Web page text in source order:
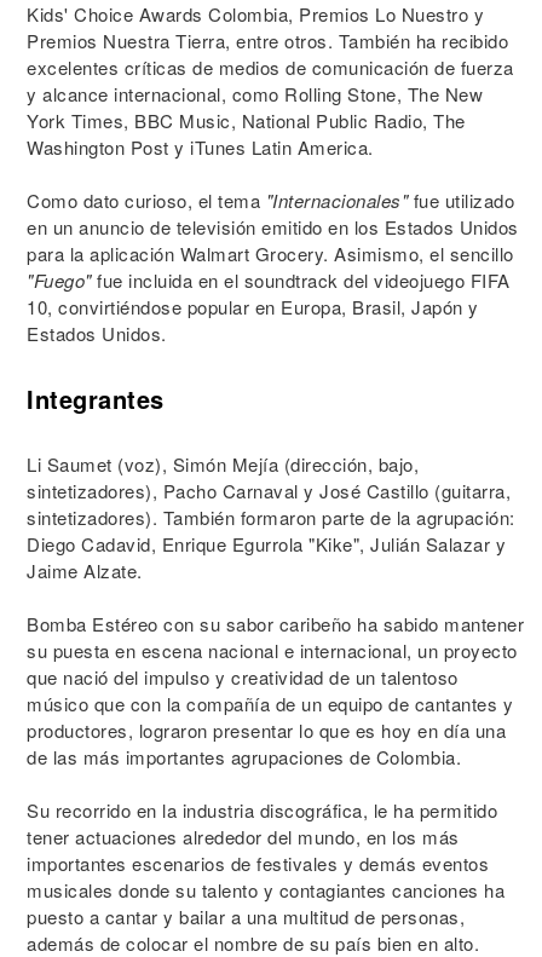
Kids' Choice Awards Colombia, Premios Lo Nuestro y
Premios Nuestra Tierra, entre otros. También ha recibido
excelentes críticas de medios de comunicación de fuerza
y alcance internacional, como Rolling Stone, The New
York Times, BBC Music, National Public Radio, The
Washington Post y iTunes Latin America.
Como dato curioso, el tema "Internacionales"fue utilizado
en un anuncio de televisión emitido en los Estados Unidos
para la aplicación Walmart Grocery. Asimismo, el sencillo
"Fuego"fue incluida en el soundtrack del videojuego FIFA
10, convirtiéndose popular en Europa, Brasil, Japón y
Estados Unidos.
Integrantes
Li Saumet (voz), Simón Mejía (dirección, bajo,
sintetizadores), Pacho Carnaval y José Castillo (guitarra,
sintetizadores). También formaron parte de la agrupación:
Diego Cadavid, Enrique Egurrola "Kike", Julián Salazar y
Jaime Alzate.
Bomba Estéreo con su sabor caribeño ha sabido mantener
su puesta en escena nacional e internacional, un proyecto
que nació del impulso y creatividad de un talentoso
músico que con la compañía de un equipo de cantantes y
productores, lograron presentar lo que es hoy en día una
de las más importantes agrupaciones de Colombia.
Su recorrido en la industria discográfica, le ha permitido
tener actuaciones alrededor del mundo, en los más
importantes escenarios de festivales y demás eventos
musicales donde su talento y contagiantes canciones ha
puesto a cantar y bailar a una multitud de personas,
además de colocar el nombre de su país bien en alto.